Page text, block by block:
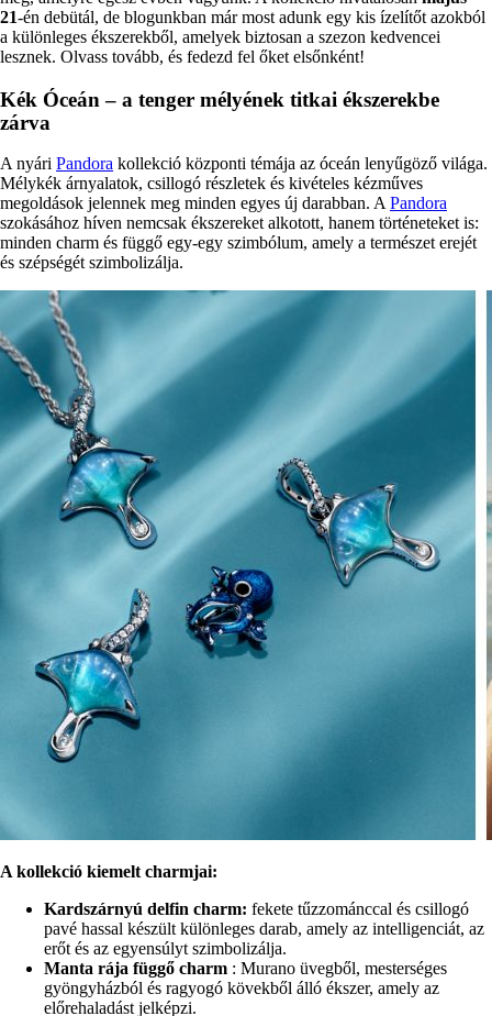
21-én debütál, de blogunkban már most adunk egy kis ízelítőt azokból
a különleges ékszerekből, amelyek biztosan a szezon kedvencei
lesznek. Olvass tovább, és fedezd fel őket elsőnként!
Kék Óceán – a tenger mélyének titkai ékszerekbe
zárva
A nyári Pandora kollekció központi témája az óceán lenyűgöző világa.
Mélykék árnyalatok, csillogó részletek és kivételes kézműves
megoldások jelennek meg minden egyes új darabban. A Pandora
szokásához híven nemcsak ékszereket alkotott, hanem történeteket is:
minden charm és függő egy-egy szimbólum, amely a természet erejét
és szépségét szimbolizálja.
A kollekció kiemelt charmjai:
Kardszárnyú delfin charm: fekete tűzzománccal és csillogó
pavé hassal készült különleges darab, amely az intelligenciát, az
erőt és az egyensúlyt szimbolizálja.
Manta rája függő charm : Murano üvegből, mesterséges
gyöngyházból és ragyogó kövekből álló ékszer, amely az
előrehaladást jelképzi.